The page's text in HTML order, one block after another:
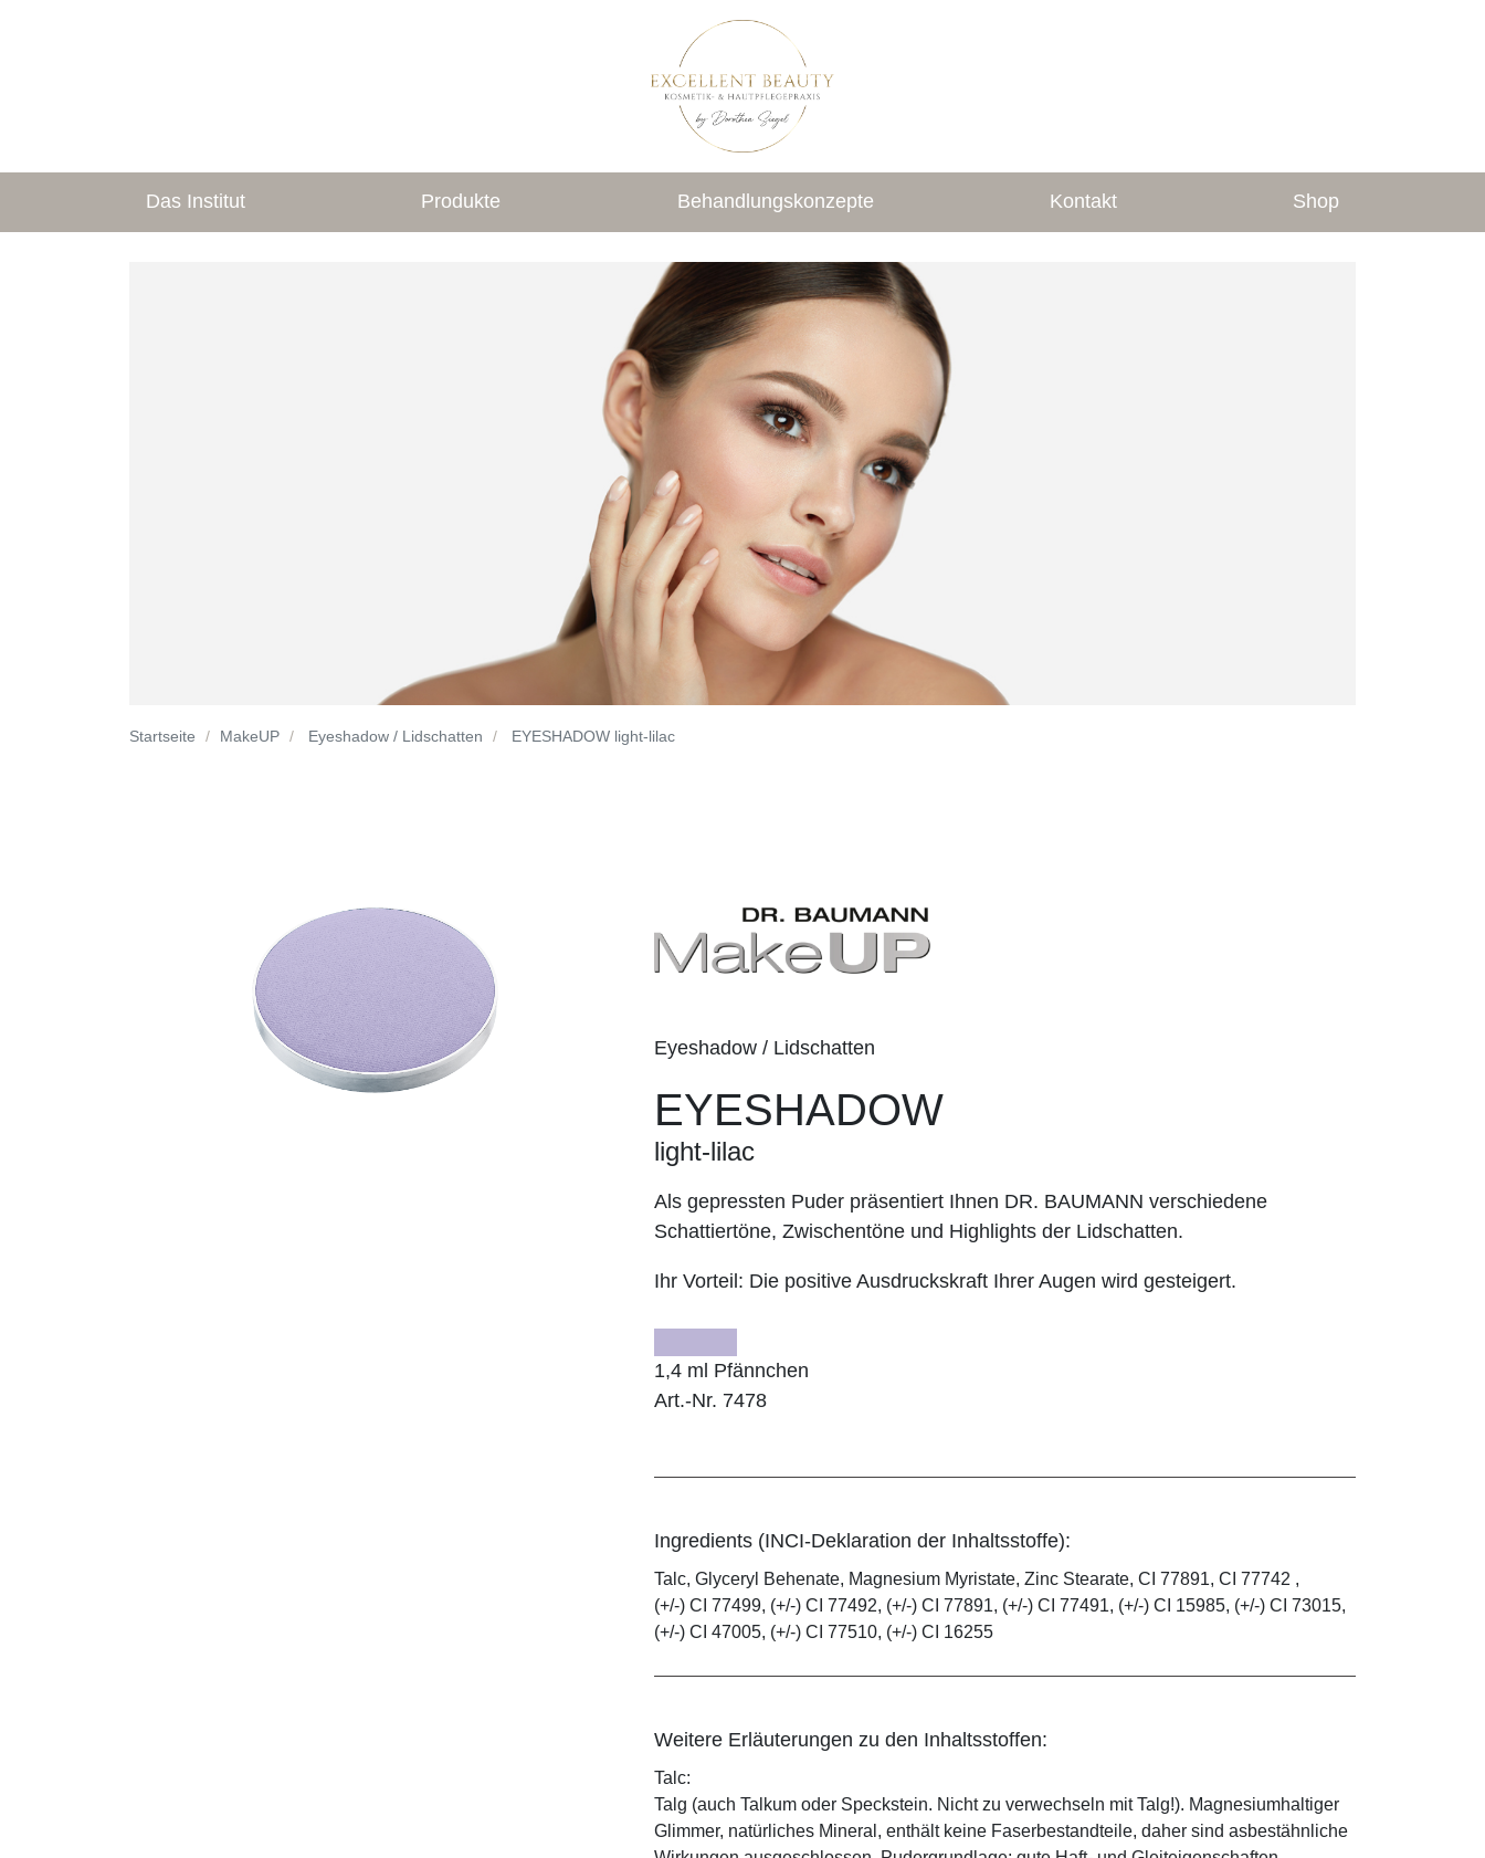
Das Institut Produkte Behandlungskonzepte Kontakt Shop
Startseite MakeUP Eyeshadow / Lidschatten EYESHADOW light-lilac
Eyeshadow / Lidschatten
EYESHADOW
light-lilac
Als gepressten Puder präsentiert Ihnen DR. BAUMANN verschiedene
Schattiertöne, Zwischentöne und Highlights der Lidschatten.
Ihr Vorteil: Die positive Ausdruckskraft Ihrer Augen wird gesteigert.
1,4 ml Pfännchen
Art.-Nr. 7478
Ingredients (INCI-Deklaration der Inhaltsstoffe):
Talc, Glyceryl Behenate, Magnesium Myristate, Zinc Stearate, CI 77891, CI 77742 ,
(+/-) CI 77499, (+/-) CI 77492, (+/-) CI 77891, (+/-) CI 77491, (+/-) CI 15985, (+/-) CI 73015,
(+/-) CI 47005, (+/-) CI 77510, (+/-) CI 16255
Weitere Erläuterungen zu den Inhaltsstoffen:
Talc:
Talg (auch Talkum oder Speckstein. Nicht zu verwechseln mit Talg!). Magnesiumhaltiger
Glimmer, natürliches Mineral, enthält keine Faserbestandteile, daher sind asbestähnliche